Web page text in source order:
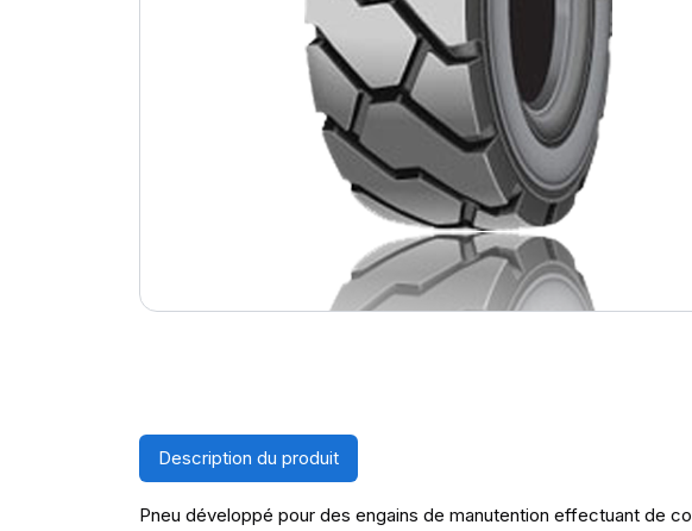
Description du produit
Pneu développé pour des engains de manutention effectuant de